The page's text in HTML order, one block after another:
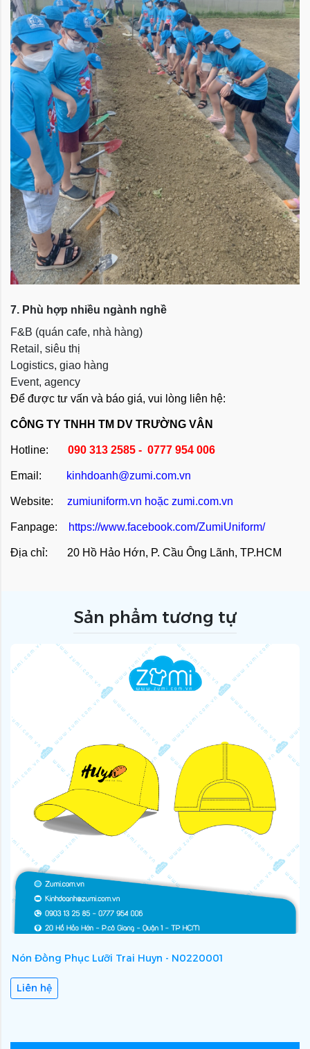
7. Phù hợp nhiều ngành nghề
F&B (quán cafe, nhà hàng)
Retail, siêu thị
Logistics, giao hàng
Event, agency
Để được tư vấn và báo giá, vui lòng liên hệ:
CÔNG TY TNHH TM DV TRƯỜNG VÂN
Hotline: 090 313 2585 - 0777 954 006
Email: kinhdoanh@zumi.com.vn
Website: zumiuniform.vn hoặc zumi.com.vn
Fanpage: https://www.facebook.com/ZumiUniform/
Địa chỉ: 20 Hồ Hảo Hớn, P. Cầu Ông Lãnh, TP.HCM
Sản phẩm tương tự
Nón Đồng Phục Lưỡi Trai Huyn - N0220001
Liên hệ